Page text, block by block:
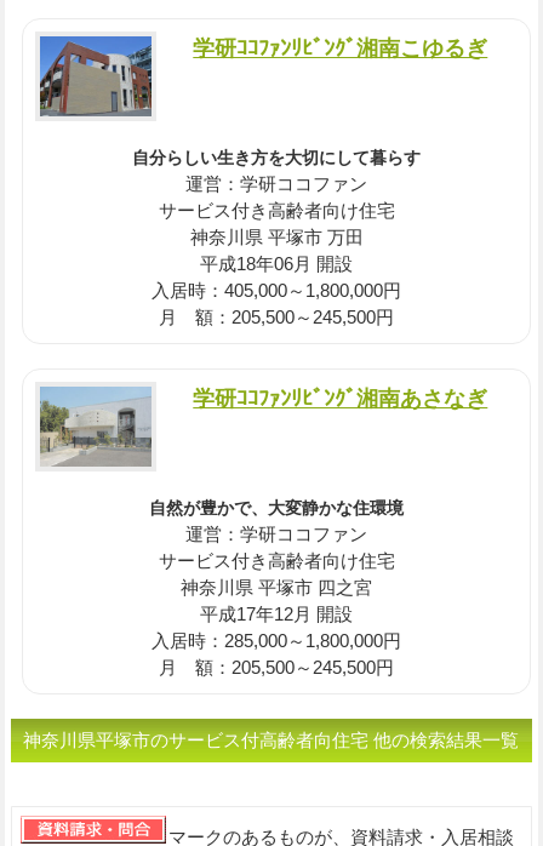
学研ｺｺﾌｧﾝﾘﾋﾞﾝｸﾞ湘南こゆるぎ
自分らしい生き方を大切にして暮らす
運営：学研ココファン
サービス付き高齢者向け住宅
神奈川県 平塚市 万田
平成18年06月 開設
入居時：405,000～1,800,000円
月 額：205,500～245,500円
学研ｺｺﾌｧﾝﾘﾋﾞﾝｸﾞ湘南あさなぎ
自然が豊かで、大変静かな住環境
運営：学研ココファン
サービス付き高齢者向け住宅
神奈川県 平塚市 四之宮
平成17年12月 開設
入居時：285,000～1,800,000円
月 額：205,500～245,500円
神奈川県平塚市のサービス付高齢者向住宅 他の検索結果一覧
マークのあるものが、資料請求・入居相談